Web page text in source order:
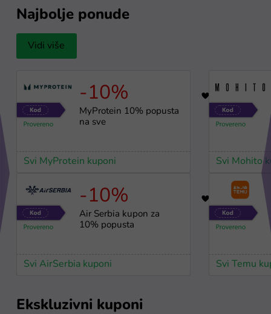
Najbolje ponude
Vidi više
-10%
MyProtein 10% popusta
na sve
Svi MyProtein kuponi
-10%
Air Serbia kupon za
10% popusta
Svi AirSerbia kuponi
Svi Mohito
Svi Temu
Ekskluzivni kuponi